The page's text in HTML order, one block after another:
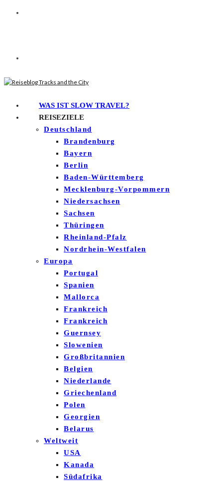
WAS IST SLOW TRAVEL?
REISEZIELE
Deutschland
Brandenburg
Bayern
Berlin
Baden-Württemberg
Mecklenburg-Vorpommern
Niedersachsen
Sachsen
Thüringen
Rheinland-Pfalz
Nordrhein-Westfalen
Europa
Portugal
Spanien
Mallorca
Frankreich
Frankreich
Guernsey
Slowenien
Großbritannien
Belgien
Niederlande
Griechenland
Polen
Georgien
Belarus
Weltweit
USA
Kanada
Südafrika